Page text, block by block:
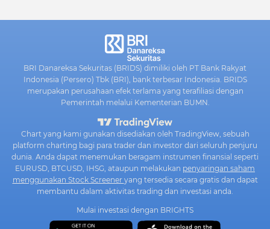
BRI Danareksa Sekuritas (BRIDS) dimiliki oleh PT Bank Rakyat
Indonesia (Persero) Tbk (BRI), bank terbesar Indonesia. BRIDS
merupakan perusahaan efek terlama yang terafiliasi dengan
Pemerintah melalui Kementerian BUMN.
Chart yang kami gunakan disediakan oleh TradingView, sebuah
platform charting bagi para trader dan investor dari seluruh penjuru
dunia. Anda dapat menemukan beragam instrumen finansial seperti
EURUSD, BTCUSD, IHSG, ataupun melakukan penyaringan saham
menggunakan Stock Screener yang tersedia secara gratis dan dapat
membantu dalam aktivitas trading dan investasi anda.
Mulai investasi dengan BRIGHTS